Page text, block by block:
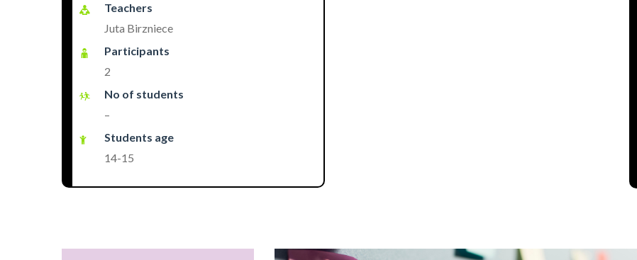
Teachers
Juta Birzniece
Participants
2
No of students
–
Students age
14-15